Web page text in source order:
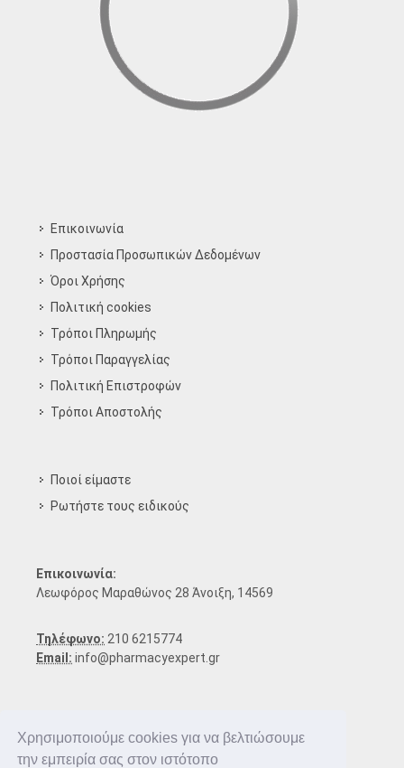
Χρησιμοποιούμε cookies για να βελτιώσουμε
την εμπειρία σας στον ιστότοπο
Επικοινωνία
Προστασία Προσωπικών Δεδομένων
Όροι Χρήσης
Πολιτική cookies
Τρόποι Πληρωμής
Τρόποι Παραγγελίας
Πολιτική Επιστροφών
Τρόποι Aποστολής
Ποιοί είμαστε
Ρωτήστε τους ειδικούς
Επικοινωνία:
Λεωφόρος Μαραθώνος 28 Άνοιξη, 14569
Τηλέφωνο: 210 6215774
Email: info@pharmacyexpert.gr